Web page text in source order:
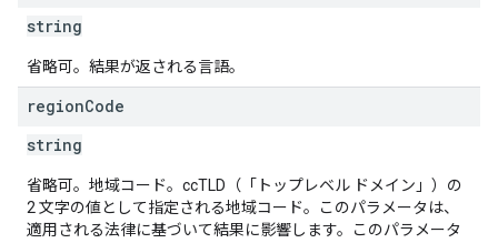
string
省略可。結果が返される言語。
regionCode
string
省略可。地域コード。ccTLD（「トップレベル ドメイン」）の
2 文字の値として指定される地域コード。このパラメータは、
適用される法律に基づいて結果に影響します。このパラメータ